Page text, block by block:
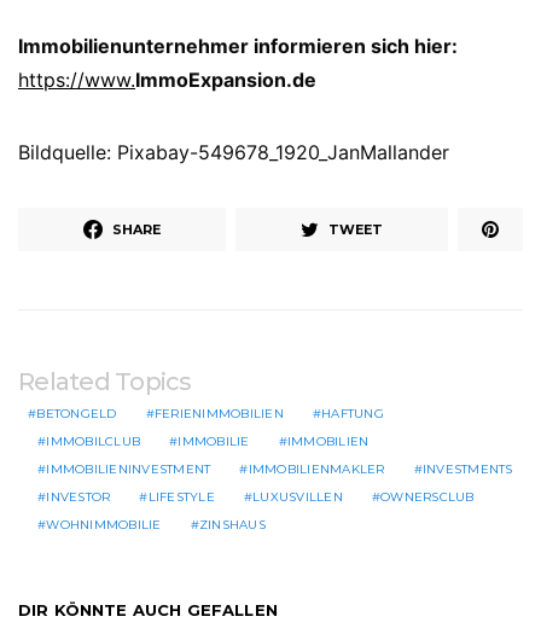
Immobilienunternehmer informieren sich hier:
https://www.ImmoExpansion.de
Bildquelle: Pixabay-549678_1920_JanMallander
SHARE TWEET
Related Topics
BETONGELD FERIENIMMOBILIEN
HAFTUNG
IMMOBILCLUB
IMMOBILIE
IMMOBILIEN
IMMOBILIENINVESTMENT
IMMOBILIENMAKLER
INVESTMENTS
INVESTOR
LIFESTYLE LUXUSVILLEN
OWNERSCLUB
WOHNIMMOBILIE
ZINSHAUS
DIR KÖNNTE AUCH GEFALLEN